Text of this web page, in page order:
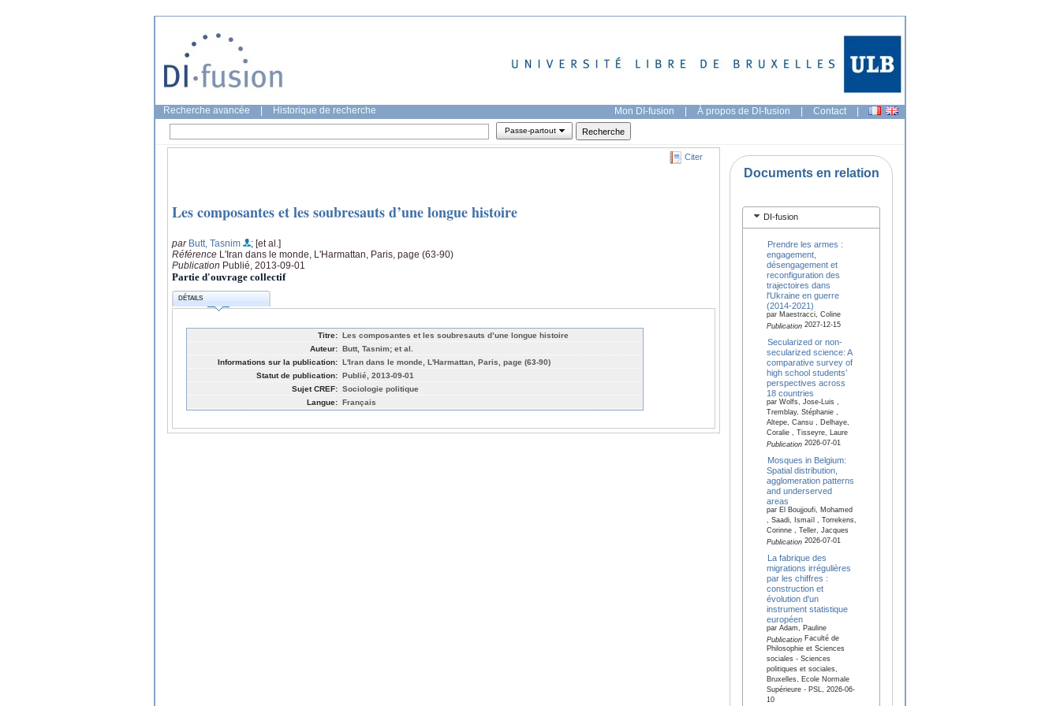
Recherche avancée Historique de recherche Mon DI-fusion | À propos de DI-fusion | Contact |
Passe-partout
Citer
Les composantes et les soubresauts d’une longue histoire
par Butt, Tasnim
; [et al.]
Référence L'Iran dans le monde, L'Harmattan, Paris, page (63-90)
Publication Publié, 2013-09-01
Partie d'ouvrage collectif
DÉTAILS
Titre: Les composantes et les soubresauts d’une longue histoire
Auteur: Butt, Tasnim; et al.
Informations sur la publication: L'Iran dans le monde, L'Harmattan, Paris, page (63-90)
Statut de publication: Publié, 2013-09-01
Sujet CREF: Sociologie politique
Langue: Français
Documents en relation
DI-fusion
Prendre les armes :
engagement,
désengagement et
reconfiguration des
trajectoires dans
l'Ukraine en guerre
(2014-2021)
par Maestracci, Coline
Publication2027-12-15
Secularized or non-
secularized science: A
comparative survey of
high school students’
perspectives across
18 countries
par Wolfs, Jose-Luis ,
Tremblay, Stéphanie ,
Altepe, Cansu , Delhaye,
Coralie , Tisseyre, Laure
Publication2026-07-01
Mosques in Belgium:
Spatial distribution,
agglomeration patterns
and underserved
areas
par El Boujjoufi, Mohamed
, Saadi, Ismaïl , Torrekens,
Corinne , Teller, Jacques
Publication2026-07-01
La fabrique des
migrations irrégulières
par les chiffres :
construction et
évolution d'un
instrument statistique
européen
par Adam, Pauline
PublicationFaculté de
Philosophie et Sciences
sociales - Sciences
politiques et sociales,
Bruxelles, Ecole Normale
Supérieure - PSL, 2026-06-
10